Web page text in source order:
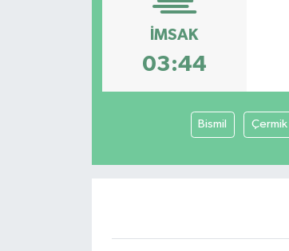
İMSAK
03:44
Bismil Çermik